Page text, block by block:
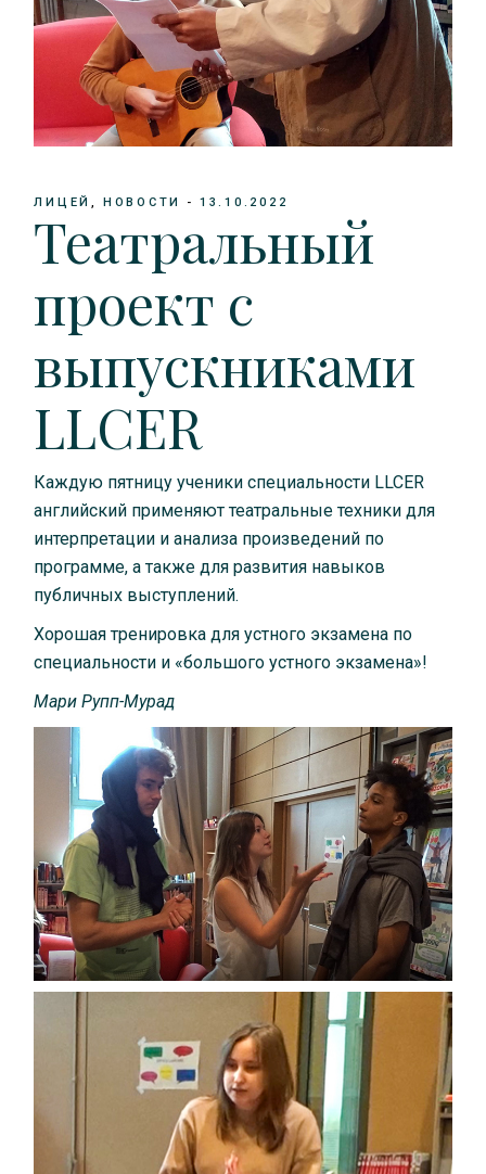
ЛИЦЕЙ НОВОСТИ 13.10.2022
Театральный
проект с
выпускниками
LLCER
Каждую пятницу ученики специальности LLCER
английский применяют театральные техники для
интерпретации и анализа произведений по
программе, а также для развития навыков
публичных выступлений.
Хорошая тренировка для устного экзамена по
специальности и «большого устного экзамена»!
Мари Рупп-Мурад